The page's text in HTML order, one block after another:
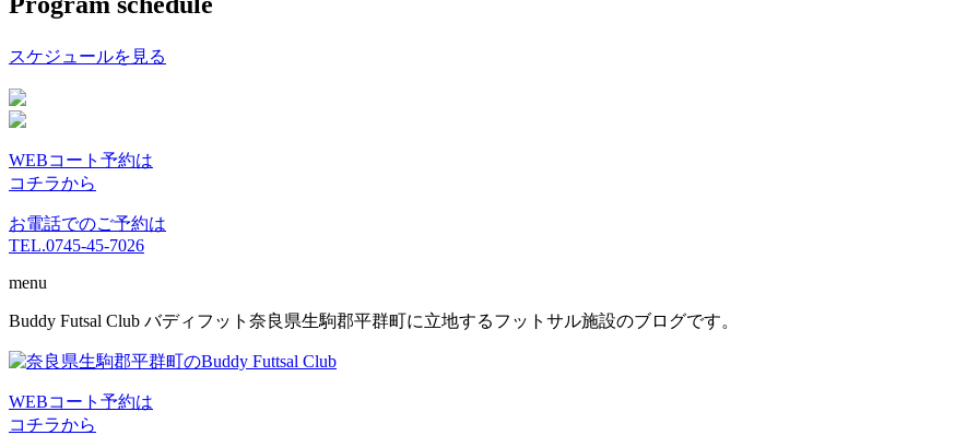
スケジュールを見る
WEBコート予約は
コチラから
お電話でのご予約は
TEL.0745-45-7026
menu
コ
テ
ツ
へ
Buddy Futsal Club バディフット奈良県生駒郡平群町に立地するフットサル施設のブログです。
WEBコート予約は
コチラから